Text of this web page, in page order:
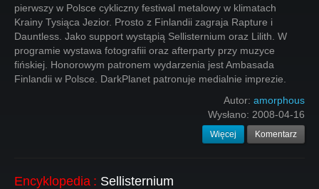
pierwszy w Polsce cykliczny festiwal metalowy w klimatach
Krainy Tysiąca Jezior. Prosto z Finlandii zagraja Rapture i
Dauntless. Jako support wystąpią Sellisternium oraz Lilith. W
programie wystawa fotografiii oraz afterparty przy muzyce
fińskiej. Honorowym patronem wydarzenia jest Ambasada
Finlandii w Polsce. DarkPlanet patronuje medialnie imprezie.
Autor: amorphous
Wysłano: 2008-04-16
Więcej Komentarz
Encyklopedia : Sellisternium